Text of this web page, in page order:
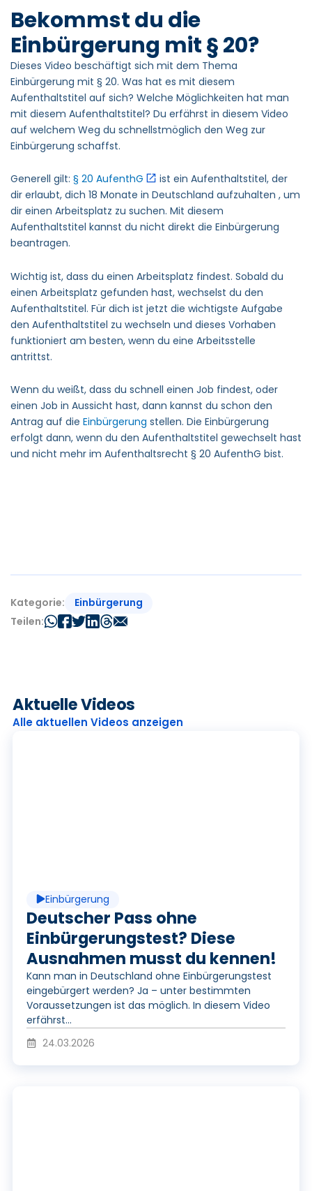
Bekommst du die
Einbürgerung mit § 20?
Dieses Video beschäftigt sich mit dem Thema
Einbürgerung mit § 20. Was hat es mit diesem
Aufenthaltstitel auf sich? Welche Möglichkeiten hat man
mit diesem Aufenthaltstitel? Du erfährst in diesem Video
auf welchem Weg du schnellstmöglich den Weg zur
Einbürgerung schaffst.
Generell gilt: § 20 AufenthG
ist ein Aufenthaltstitel, der
dir erlaubt, dich 18 Monate in Deutschland aufzuhalten , um
dir einen Arbeitsplatz zu suchen. Mit diesem
Aufenthaltstitel kannst du nicht direkt die Einbürgerung
beantragen.
Wichtig ist, dass du einen Arbeitsplatz findest. Sobald du
einen Arbeitsplatz gefunden hast, wechselst du den
Aufenthaltstitel. Für dich ist jetzt die wichtigste Aufgabe
den Aufenthaltstitel zu wechseln und dieses Vorhaben
funktioniert am besten, wenn du eine Arbeitsstelle
antrittst.
Wenn du weißt, dass du schnell einen Job findest, oder
einen Job in Aussicht hast, dann kannst du schon den
Antrag auf die Einbürgerung stellen. Die Einbürgerung
erfolgt dann, wenn du den Aufenthaltstitel gewechselt hast
und nicht mehr im Aufenthaltsrecht § 20 AufenthG bist.
Kategorie:
Einbürgerung
Teilen:
Aktuelle Videos
Alle aktuellen Videos anzeigen
y
V
i
Einbürgerung
Deutscher Pass ohne
Einbürgerungstest? Diese
Ausnahmen musst du kennen!
Kann man in Deutschland ohne Einbürgerungstest
eingebürgert werden? Ja – unter bestimmten
Voraussetzungen ist das möglich. In diesem Video
erfährst...
24.03.2026